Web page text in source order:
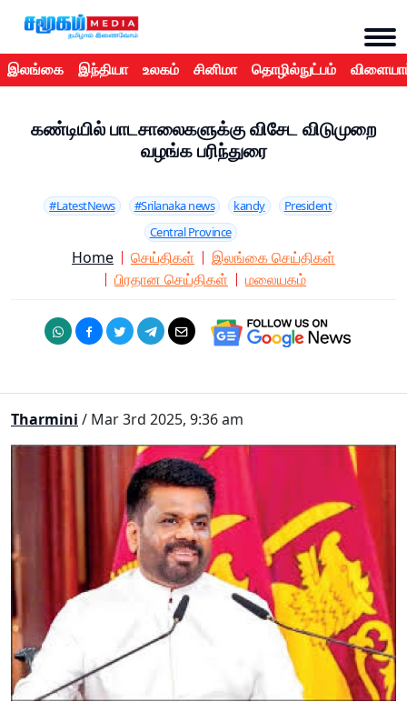
இலங்கை இந்தியா உலகம் சினிமா தொழில்நுட்பம்
கண்டியில் பாடசாலைகளுக்கு விசேட விடுமுறை
வழங்க பரிந்துரை
#LatestNews #Srilanaka news kandy
President
Central Province
Home செய்திகள்
இலங்கை செய்திகள்
பிரதான செய்திகள்
மலையகம்
Tharmini / Mar 3rd 2025, 9:36 am